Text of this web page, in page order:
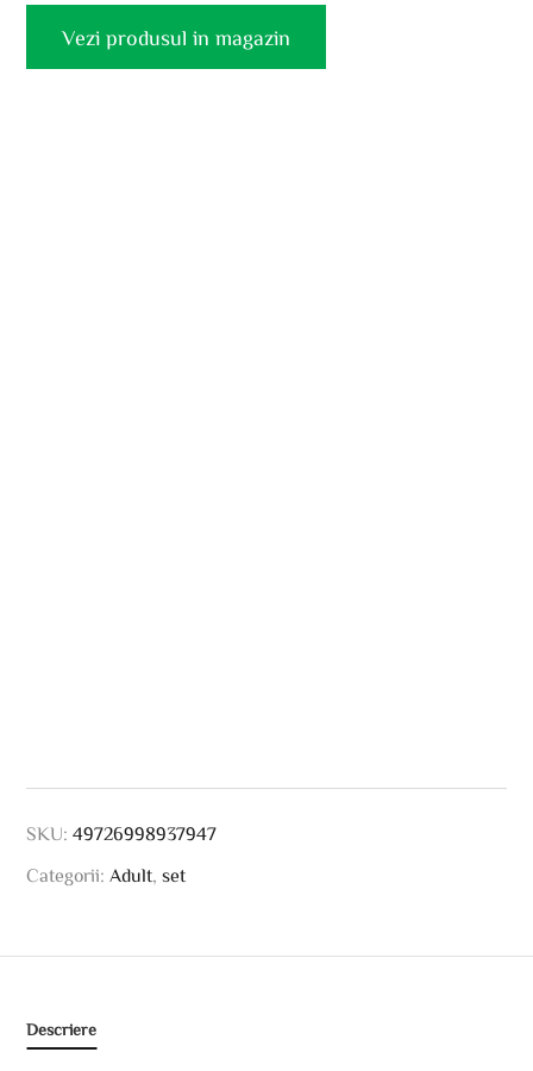
Vezi produsul in magazin
SKU:49726998937947
Categorii: Adult ,set
Descriere